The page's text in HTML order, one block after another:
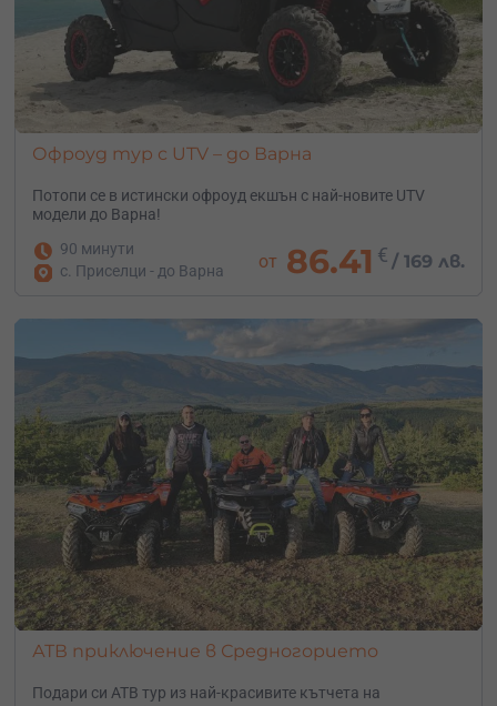
Офроуд тур с UTV – до Варна
Потопи се в истински офроуд екшън с най-новите UTV
модели до Варна!
90 минути
с. Приселци - до Варна
от 86.41 € /169 лв.
АТВ приключение в Средногорието
Подари си АТВ тур из най-красивите кътчета на